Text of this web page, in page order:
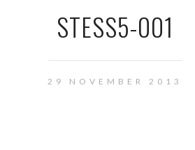
STESS5-001
29 NOVEMBER 2013